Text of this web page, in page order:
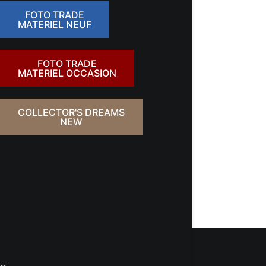
FOTO TRADE
MATERIEL NEUF
FOTO TRADE
MATERIEL OCCASION
COLLECTOR'S DREAMS
NEW